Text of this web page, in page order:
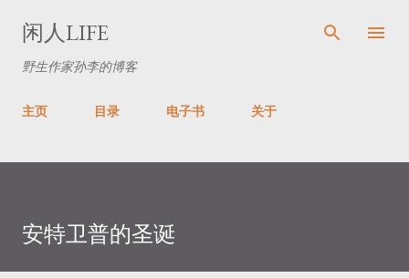
闲人LIFE
野生作家孙李的博客
主页 目录 电子书 关于
安特卫普的圣诞